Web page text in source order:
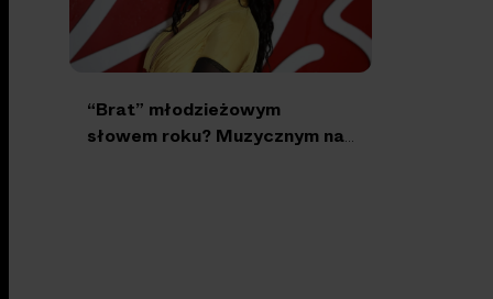
“Brat” młodzieżowym
słowem roku? Muzycznym na